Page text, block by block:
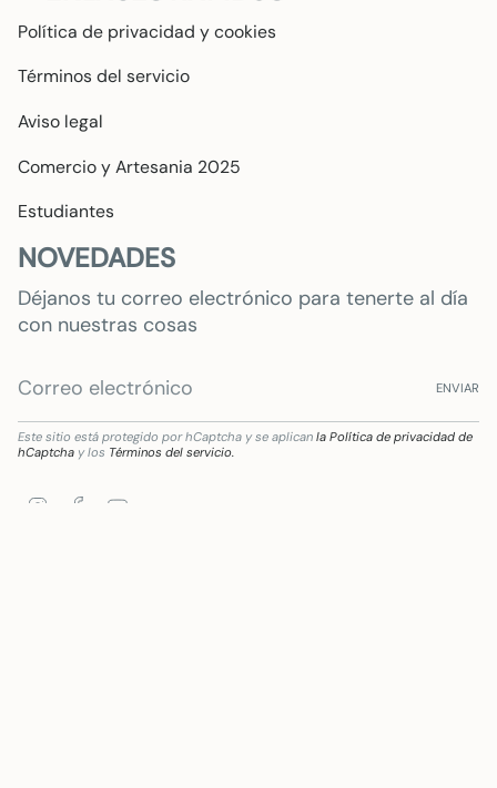
Política de privacidad y cookies
Términos del servicio
Aviso legal
Comercio y Artesania 2025
Estudiantes
NOVEDADES
Déjanos tu correo electrónico para tenerte al día
con nuestras cosas
ENVIAR
Este sitio está protegido por hCaptcha y se aplican la Política de privacidad de
hCaptcha y los Términos del servicio.
InstagramFacebook